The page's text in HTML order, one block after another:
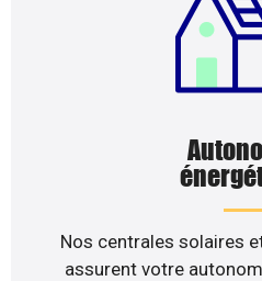
Nos centrales solaires
assurent votre